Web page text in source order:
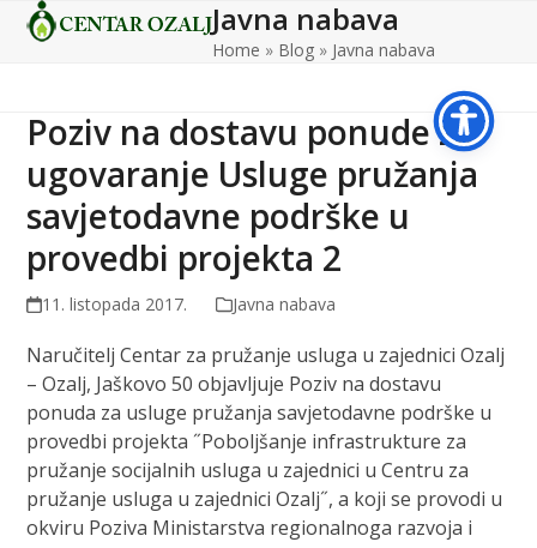
SkipOpen
Close
Javna nabava
Home » Blog » Javna nabava
Poziv na dostavu ponude za
ugovaranje Usluge pružanja
savjetodavne podrške u
provedbi projekta 2
11. listopada 2017. Javna nabava
Naručitelj Centar za pružanje usluga u zajednici Ozalj
– Ozalj, Jaškovo 50 objavljuje Poziv na dostavu
ponuda za usluge pružanja savjetodavne podrške u
provedbi projekta ˝Poboljšanje infrastrukture za
pružanje socijalnih usluga u zajednici u Centru za
pružanje usluga u zajednici Ozalj˝, a koji se provodi u
okviru Poziva Ministarstva regionalnoga razvoja i